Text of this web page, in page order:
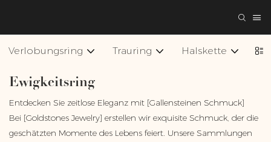
Verlobungsring Trauring Halskette
Ewigkeitsring
Entdecken Sie zeitlose Eleganz mit [Gallensteinen Schmuck]
Bei [Goldstones Jewelry] erstellen wir exquisite Schmuck, der die
geschätzten Momente des Lebens feiert. Unsere Sammlungen